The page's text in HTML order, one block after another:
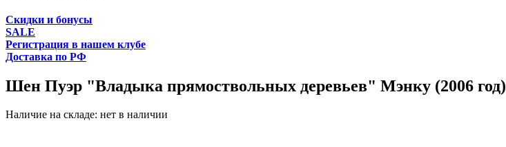
Cкидки и бонусы
SALE
Регистрация в нашем клубе
Доставка по РФ
Шен Пуэр "Владыка прямоствольных деревьев" Мэнку (2006 год)
Наличие на складе: нет в наличии